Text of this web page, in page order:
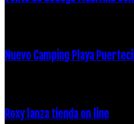
Nuevo Camping Playa
Roxy lanza tienda on line